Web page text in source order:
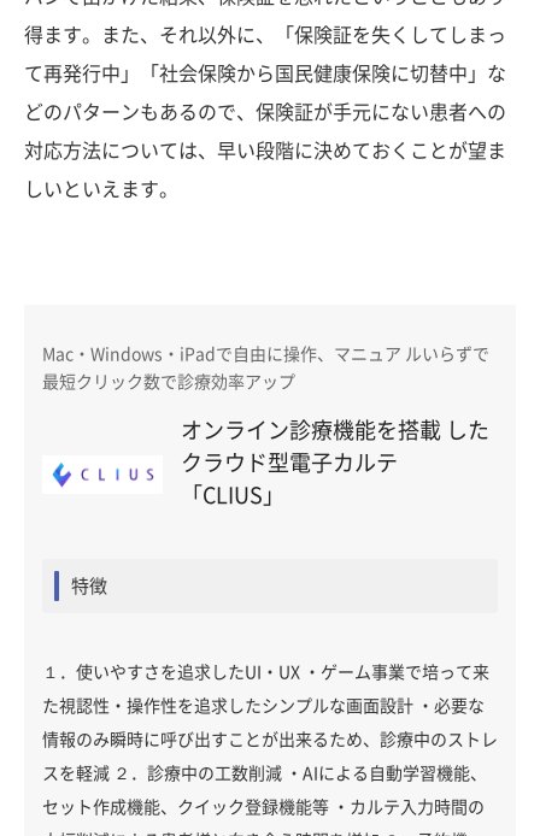
得ます。また、それ以外に、「保険証を失くしてしまっ
て再発行中」「社会保険から国民健康保険に切替中」な
どのパターンもあるので、保険証が手元にない患者への
対応方法については、早い段階に決めておくことが望ま
しいといえます。
Mac・Windows・iPadで自由に操作、マニュア ルいらずで
最短クリック数で診療効率アップ
オンライン診療機能を搭載 した
クラウド型電子カルテ
「CLIUS」
特徴
１．使いやすさを追求したUI・UX ・ゲーム事業で培って来
た視認性・操作性を追求したシンプルな画面設計 ・必要な
情報のみ瞬時に呼び出すことが出来るため、診療中のストレ
スを軽減 ２．診療中の工数削減 ・AIによる自動学習機能、
セット作成機能、クイック登録機能等 ・カルテ入力時間の